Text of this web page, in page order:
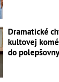
Dramatické
kultovej
do